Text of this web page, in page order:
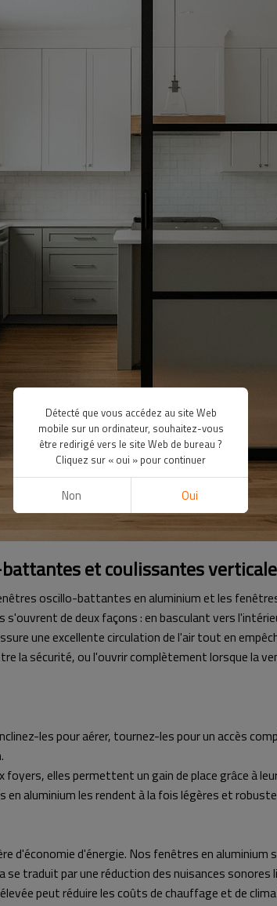
et coulissantes
oscillo-battantes en aluminium et les
de deux façons : en basculant vers
une excellente circulation de l'air tout en
la sécurité, ou l'ouvrir complètement lorsque la
les pour aérer, tournez-les pour un accès
foyers, elles permettent un gain de place grâce à
en aluminium les rendent à la fois légères et
d'économie d'énergie. Nos fenêtres en
traduit par une réduction des nuisances
peut réduire les coûts de chauffage et de
Détecté que vous accédez au site Web
mobile sur un ordinateur, souhaitez-vous
être redirigé vers le site Web de bureau ?
Cliquez sur « oui » pour continuer
Non Oui